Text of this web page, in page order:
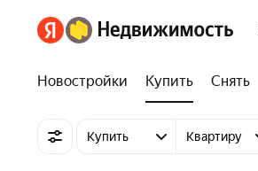
Новостройки Купить Снять
Купить Квартиру